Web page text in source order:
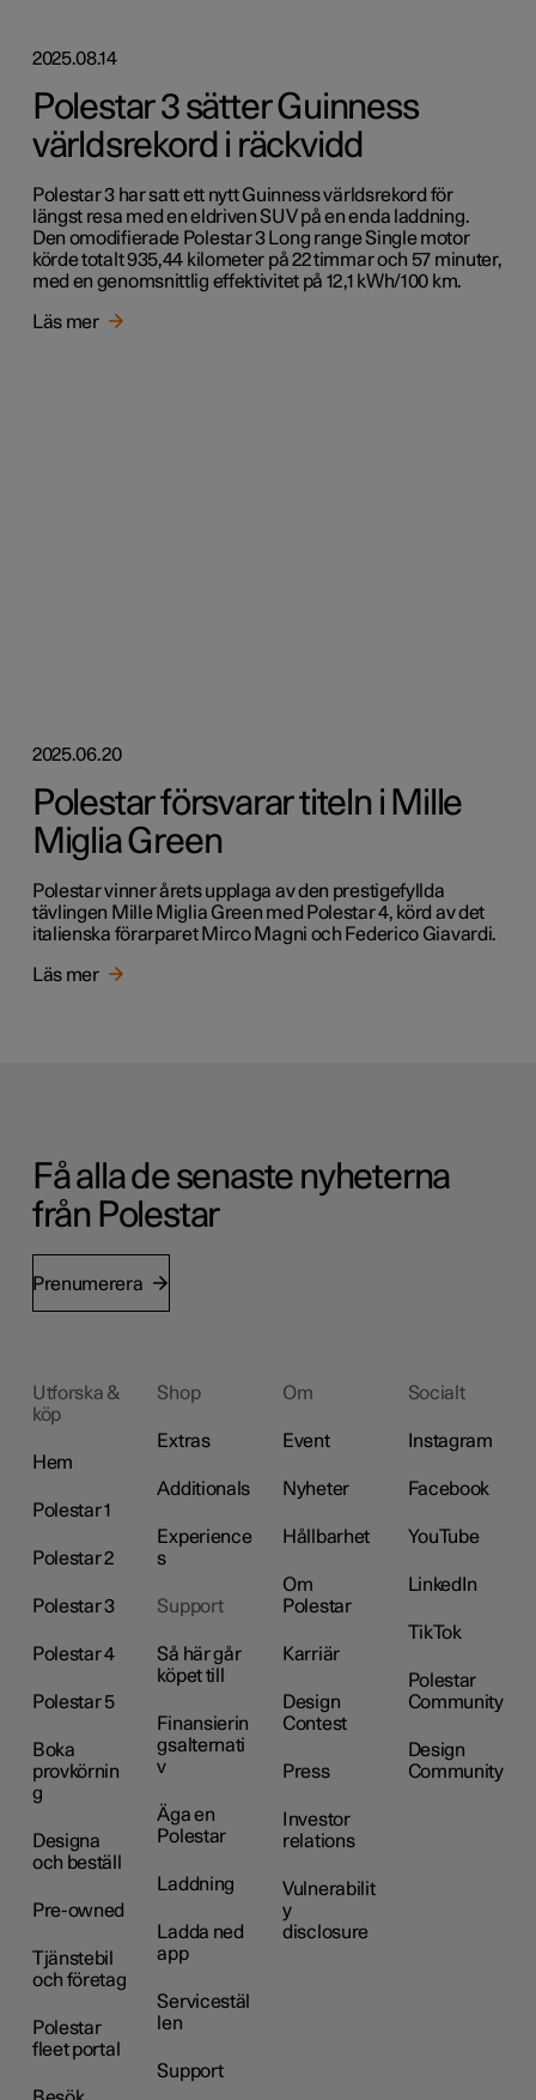
2025.08.14
Polestar 3 sätter Guinness
världsrekord i räckvidd
Polestar 3 har satt ett nytt Guinness världsrekord för
längst resa med en eldriven SUV på en enda laddning.
Den omodifierade Polestar 3 Long range Single motor
körde totalt 935,44 kilometer på 22 timmar och 57 minuter,
med en genomsnittlig effektivitet på 12,1 kWh/100 km.
Läs mer
2025.06.20
Polestar försvarar titeln i Mille
Miglia Green
Polestar vinner årets upplaga av den prestigefyllda
tävlingen Mille Miglia Green med Polestar 4, körd av det
italienska förarparet Mirco Magni och Federico Giavardi.
Läs mer
Få alla de senaste nyheterna
från Polestar
Prenumerera
Utforska &
köp
Hem
Polestar 1
Polestar 2
Polestar 3
Polestar 4
Polestar 5
Boka
provkörnin
g
Designa
och beställ
Pre-owned
Tjänstebil
och företag
Polestar
fleet portal
Shop
Extras
Additionals
Experience
s
Support
Så här går
köpet till
Finansierin
gsalternati
v
Äga en
Polestar
Laddning
Ladda ned
app
Servicestäl
len
Support
Om
Event
Nyheter
Hållbarhet
Om
Polestar
Karriär
Design
Contest
Press
Investor
relations
Vulnerabilit
y
disclosure
Socialt
Instagram
Facebook
YouTube
LinkedIn
TikTok
Polestar
Community
Design
Community